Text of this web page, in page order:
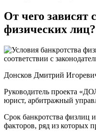
От чего зависят
физических лиц?
Донсков Дмитрий
Руководитель проекта
юрист, арбитражный
Срок банкротства физлиц
факторов, ряд из которых